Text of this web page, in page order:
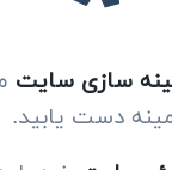
سازی سایت
دست یابید.